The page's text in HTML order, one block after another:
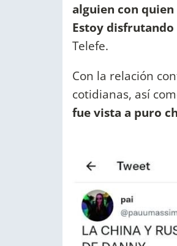
alguien con
Estoy
Telefe.
Con la relación
cotidianas, así
fue vista a puro